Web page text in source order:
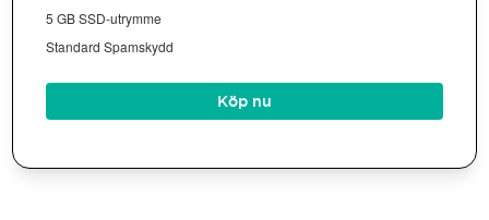
5 GB SSD-utrymme
Standard Spamskydd
Köp nu